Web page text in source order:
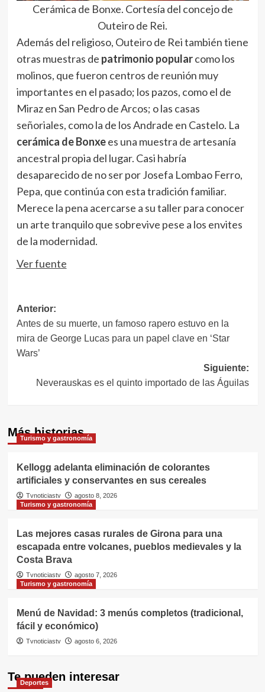
Cerámica de Bonxe. Cortesía del concejo de
Outeiro de Rei.
Además del religioso, Outeiro de Rei también tiene
otras muestras de patrimonio popularcomo los
molinos, que fueron centros de reunión muy
importantes en el pasado; los pazos, como el de
Miraz en San Pedro de Arcos; o las casas
señoriales, como la de los Andrade en Castelo. La
cerámica de Bonxees una muestra de artesanía
ancestral propia del lugar. Casi habría
desaparecido de no ser por Josefa Lombao Ferro,
Pepa, que continúa con esta tradición familiar.
Merece la pena acercarse a su taller para conocer
un arte tranquilo que sobrevive pese a los envites
de la modernidad.
Ver fuente
Navegación
de
entradas
Anterior:
Antes de su muerte, un famoso rapero estuvo en la
mira de George Lucas para un papel clave en ‘Star
Wars’
Siguiente:
Neverauskas es el quinto importado de las Águilas
Más historias
Turismo y gastronomía
Kellogg adelanta eliminación de colorantes
artificiales y conservantes en sus cereales
Tvnoticiastv
agosto 8, 2026
Turismo y gastronomía
Las mejores casas rurales de Girona para una
escapada entre volcanes, pueblos medievales y la
Costa Brava
Tvnoticiastv
agosto 7, 2026
Turismo y gastronomía
Menú de Navidad: 3 menús completos (tradicional,
fácil y económico)
Tvnoticiastv agosto 6, 2026
Te pueden interesar
Deportes